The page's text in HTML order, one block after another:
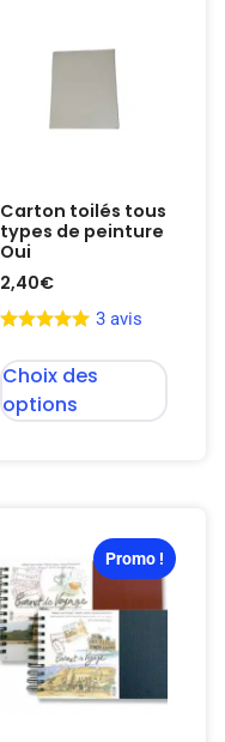
Carton toilés tous
types de peinture
Oui
2,40€
3 avis
Choix des
options
Promo !